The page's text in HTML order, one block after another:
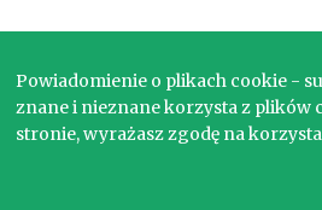
Powiadomienie o plikach cookie -
znane i nieznane korzysta z plików
stronie, wyrażasz zgodę na